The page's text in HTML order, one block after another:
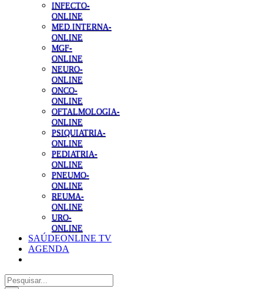
INFECTO-
ONLINE
MED.INTERNA-
ONLINE
MGF-
ONLINE
NEURO-
ONLINE
ONCO-
ONLINE
OFTALMOLOGIA-
ONLINE
PSIQUIATRIA-
ONLINE
PEDIATRIA-
ONLINE
PNEUMO-
ONLINE
REUMA-
ONLINE
URO-
ONLINE
SAÚDEONLINE TV
AGENDA
Pesquisar